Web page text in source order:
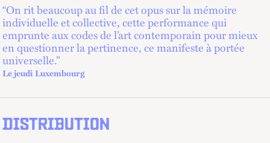
“On rit beaucoup au fil de cet opus sur la mémoire
individuelle et collective, cette performance qui
emprunte aux codes de l’art contemporain pour mieux
en questionner la pertinence, ce manifeste à portée
universelle.”
Le jeudi Luxembourg
DISTRIBUTION